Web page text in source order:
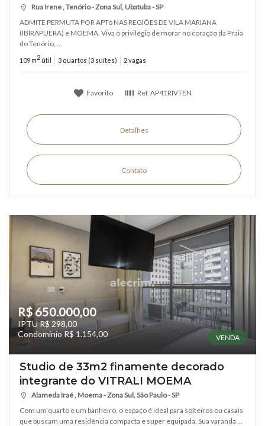
Rua Irene , Tenório - Zona Sul, Ubatuba - SP
ADMITE PERMUTA POR APTo NAS REGIÕES DE VILA MARIANA
(IBIRAPUERA) e MOEMA. Viva o privilégio de morar no coração da Praia
do Tenório, ...
109 m2 útil 3 quartos (3 suítes) 2 vagas
Favorito Ref. AP41RIVTEN
Detalhes
Contato
R$ 650.000,00
IPTU R$ 298,00
Condomínio R$ 1.154,00
VENDA
Studio de 33m2 finamente decorado
integrante do VITRALI MOEMA
Alameda Iraé , Moema - Zona Sul, São Paulo - SP
Com um quarto e um banheiro, o espaço é ideal para solteiros ou casais
que buscam uma residência compacta e super equipada. Sua varanda ...